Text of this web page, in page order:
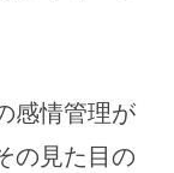
感情管理が
の見た目の